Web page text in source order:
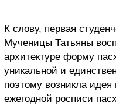
К слову, первая
Мученицы Татьяны
архитектуре форму
уникальной и
поэтому возникла
ежегодной росписи